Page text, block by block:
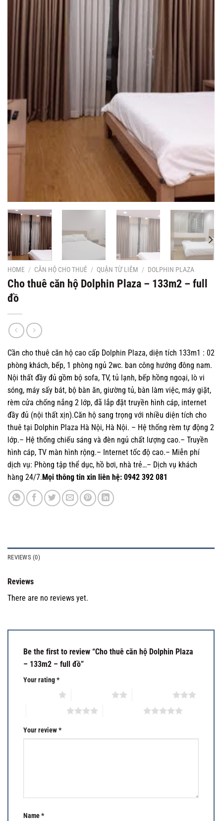
HOME / CĂN HỘ CHO THUÊ / QUẬN TỪ LIÊM / DOLPHIN PLAZA
Cho thuê căn hộ Dolphin Plaza – 133m2 – full
đồ
Cần cho thuê căn hộ cao cấp Dolphin Plaza, diện tích 133m1 : 02
phòng khách, bếp, 1 phòng ngủ 2wc. ban công hướng đông nam.
Nội thất đầy đủ gồm bộ sofa, TV, tủ lạnh, bếp hồng ngoại, lò vi
sóng, máy sấy bát, bộ bàn ăn, giường tủ, bàn làm việc, máy giặt,
rèm cửa chống nắng 2 lớp, đã lắp đặt truyền hình cáp, internet
đầy đủ (nội thất xịn).Căn hộ sang trọng với nhiều diện tích cho
thuê tại Dolphin Plaza Hà Nội, Hà Nội. – Hệ thống rèm tự động 2
lớp.– Hệ thống chiếu sáng và đèn ngủ chất lượng cao.– Truyền
hình cáp, TV màn hình rộng.– Internet tốc độ cao.– Miễn phí
dịch vụ: Phòng tập thể dục, hồ bơi, nhà trẻ…– Dịch vụ khách
hàng 24/7.Mọi thông tin xin liên hệ: 0942 392 081
REVIEWS (0)
Reviews
There are no reviews yet.
Be the first to review “Cho thuê căn hộ Dolphin Plaza
– 133m2 – full đồ”
Your rating*
Your review*
Name*